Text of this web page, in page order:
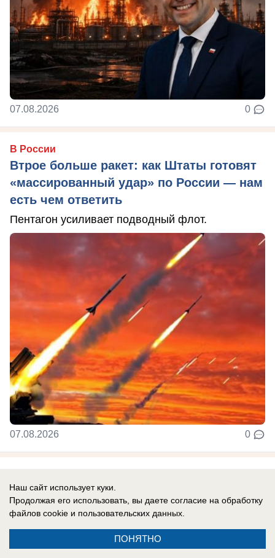
07.08.2026 0
В России
Втрое больше ракет: как Штаты готовят
«массированный удар» по России — нам
есть чем ответить
Пентагон усиливает подводный флот.
07.08.2026 0
«Всё идет к концовке»: экстрасенс
сделала прогноз о завершении СВО и
По словам Галины Янко, сейчас Зеленский
Наш сайт использует куки.
Продолжая его использовать, вы даете согласие на обработку
файлов cookie и пользовательских данных.
ПОНЯТНО